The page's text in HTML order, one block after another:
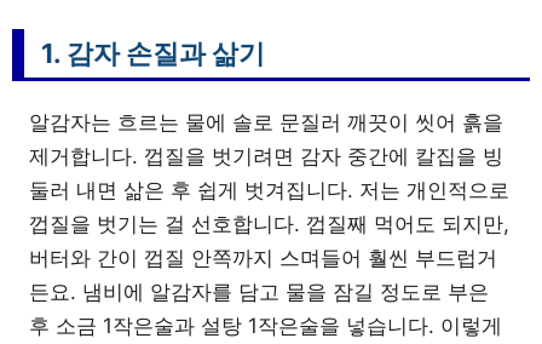
1. 감자 손질과 삶기
알감자는 흐르는 물에 솔로 문질러 깨끗이 씻어 흙을
제거합니다. 껍질을 벗기려면 감자 중간에 칼집을 빙
둘러 내면 삶은 후 쉽게 벗겨집니다. 저는 개인적으로
껍질을 벗기는 걸 선호합니다. 껍질째 먹어도 되지만,
버터와 간이 껍질 안쪽까지 스며들어 훨씬 부드럽거
든요. 냄비에 알감자를 담고 물을 잠길 정도로 부은
후 소금 1작은술과 설탕 1작은술을 넣습니다. 이렇게